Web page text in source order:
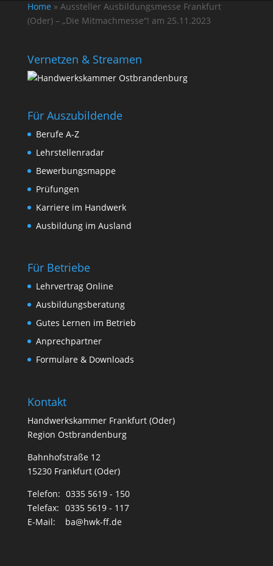
Home » Aussteller Ausbildungsmesse Frankfurt
(Oder) – „Die Mitmachmesse“! am 25.11.2023
Vernetzen & Streamen
Für Auszubildende
Berufe A-Z
Lehrstellenradar
Bewerbungsmappe
Prüfungen
Karriere im Handwerk
Ausbildung im Ausland
Für Betriebe
Lehrvertrag Online
Ausbildungsberatung
Gutes Lernen im Betrieb
Anprechpartner
Formulare & Downloads
Kontakt
Handwerkskammer Frankfurt (Oder)
Region Ostbrandenburg
Bahnhofstraße 12
15230 Frankfurt (Oder)
Telefon: 0335 5619 - 150
Telefax: 0335 5619 - 117
E-Mail:
ba@hwk-ff.de